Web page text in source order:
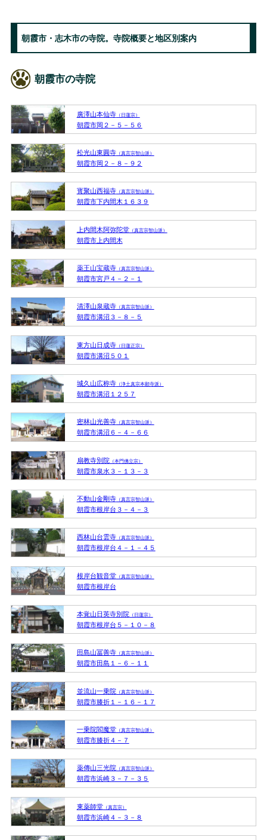
朝霞市・志木市の寺院。寺院概要と地区別案内
朝霞市の寺院
廣澤山本仙寺（日蓮宗）
朝霞市岡２－５－５６
松光山東圓寺（真言宗智山派）
朝霞市岡２－８－９２
寳聚山西福寺（真言宗智山派）
朝霞市下内間木１６３９
上内間木阿弥陀堂（真言宗智山派）
朝霞市上内間木
薬王山宝蔵寺（真言宗智山派）
朝霞市宮戸４－２－１
清澤山泉蔵寺（真言宗智山派）
朝霞市溝沼３－８－５
東方山日成寺（日蓮正宗）
朝霞市溝沼５０１
城久山広称寺（浄土真宗本願寺派）
朝霞市溝沼１２５７
密林山光善寺（真言宗智山派）
朝霞市溝沼６－４－６６
扇教寺別院 （本門佛立宗）
朝霞市泉水３－１３－３
不動山金剛寺（真言宗智山派）
朝霞市根岸台３－４－３
西林山台雲寺（真言宗智山派）
朝霞市根岸台４－１－４５
根岸台観音堂（真言宗智山派）
朝霞市根岸台
本覚山日英寺別院（日蓮宗）
朝霞市根岸台５－１０－８
田島山冨善寺（真言宗智山派）
朝霞市田島１－６－１１
並流山一乗院（真言宗智山派）
朝霞市膝折１－１６－１７
一乗院閻魔堂（真言宗智山派）
朝霞市膝折４－７
薬傳山三光院（真言宗智山派）
朝霞市浜崎３－７－３５
東薬師堂（真言宗）
朝霞市浜崎４－３－８